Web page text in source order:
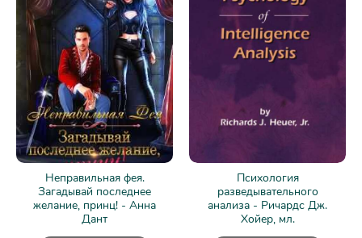
Неправильная фея.
Загадывай последнее
желание, принц! - Анна
Дант
Психология
разведывательного
анализа - Ричардс Дж.
Хойер, мл.